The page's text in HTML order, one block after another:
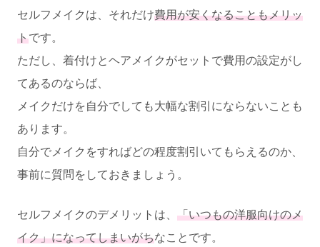
セルフメイクは、それだけ費用が安くなることもメリッ
トです。
ただし、着付けとヘアメイクがセットで費用の設定がし
てあるのならば、
メイクだけを自分でしても大幅な割引にならないことも
あります。
自分でメイクをすればどの程度割引いてもらえるのか、
事前に質問をしておきましょう。
セルフメイクのデメリットは、 「いつもの洋服向けのメ
イク」になってしまいがちなことです。